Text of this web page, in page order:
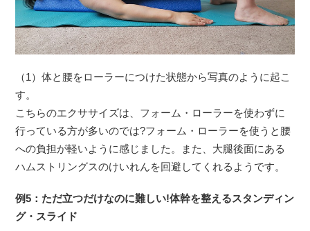
（1）体と腰をローラーにつけた状態から写真のように起こ
す。
こちらのエクササイズは、フォーム・ローラーを使わずに
行っている方が多いのでは?フォーム・ローラーを使うと腰
への負担が軽いように感じました。また、大腿後面にある
ハムストリングスのけいれんを回避してくれるようです。
例5：ただ立つだけなのに難しい!体幹を整えるスタンディン
グ・スライド